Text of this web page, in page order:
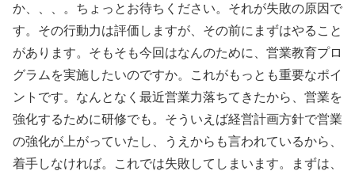
か、、、。ちょっとお待ちください。それが失敗の原因で
す。その行動力は評価しますが、その前にまずはやること
があります。そもそも今回はなんのために、営業教育プロ
グラムを実施したいのですか。これがもっとも重要なポイ
ントです。なんとなく最近営業力落ちてきたから、営業を
強化するために研修でも。そういえば経営計画方針で営業
の強化が上がっていたし、うえからも言われているから、
着手しなければ。これでは失敗してしまいます。まずは、